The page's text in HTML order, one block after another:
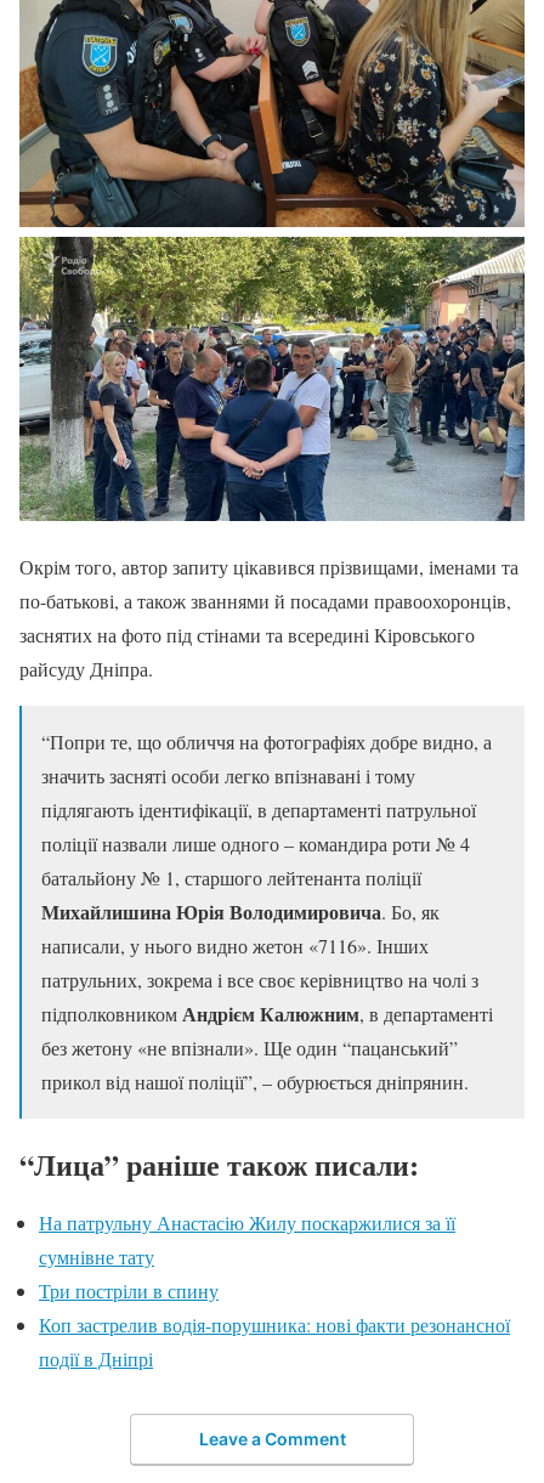
Окрім того, автор запиту цікавився прізвищами, іменами та
по-батькові, а також званнями й посадами правоохоронців,
заснятих на фото під стінами та всередині Кіровського
райсуду Дніпра.
“Попри те, що обличчя на фотографіях добре видно, а
значить засняті особи легко впізнавані і тому
підлягають ідентифікації, в департаменті патрульної
поліції назвали лише одного – командира роти № 4
батальйону № 1, старшого лейтенанта поліції
Михайлишина Юрія Володимировича. Бо, як
написали, у нього видно жетон «7116». Інших
патрульних, зокрема і все своє керівництво на чолі з
підполковникомАндрієм Калюжним, в департаменті
без жетону «не впізнали». Ще один “пацанський”
прикол від нашої поліції”, – обурюється дніпрянин.
“Лица” раніше також писали:
На патрульну Анастасію Жилу поскаржилися за її
сумнівне тату
Три постріли в спину
Коп застрелив водія-порушника: нові факти резонансної
події в Дніпрі
Leave a Comment